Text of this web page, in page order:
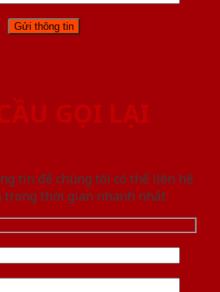
GỌI LẠI
tin để chúng tôi có thể liên hệ
trong thời gian nhanh nhất.